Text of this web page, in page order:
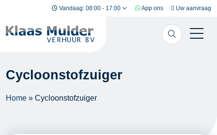
Ga naar inhoud Vandaag: 08:00 - 17:00 App ons Uw aanvraag
Cycloonstofzuiger
Home » Cycloonstofzuiger